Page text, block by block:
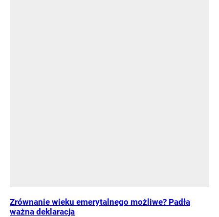
Zrównanie wieku emerytalnego możliwe? Padła
ważna deklaracja